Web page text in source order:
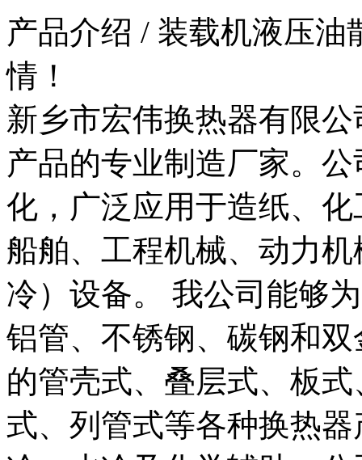
产品介绍 / 装载机液压油
情！
新乡市宏伟换热器有限
产品的专业制造厂家。
化，广泛应用于造纸、
船舶、工程机械、动力
冷）设备。 我公司能够
铝管、不锈钢、碳钢和
的管壳式、叠层式、板
式、列管式等各种换热